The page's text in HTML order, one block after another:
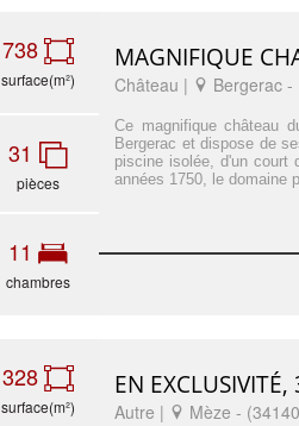
738
surface(m²)
31
pièces
11
chambres
MAGNIFIQUE
Château | Bergerac -
Ce magnifique château
Bergerac et dispose de
piscine isolée, d'un court
années 1750, le domaine
328
surface(m²)
EN
Autre | Mèze -